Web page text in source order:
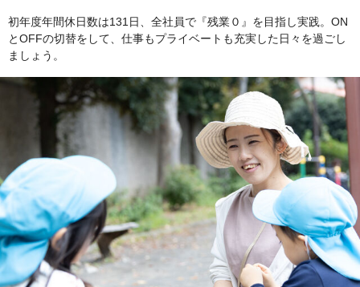
初年度年間休日数は131日、全社員で『残業０』を目指し実践。ON
とOFFの切替をして、仕事もプライベートも充実した日々を過ごし
ましょう。